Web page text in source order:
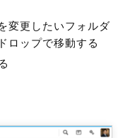
変更したいフォルダ
ロップで移動する